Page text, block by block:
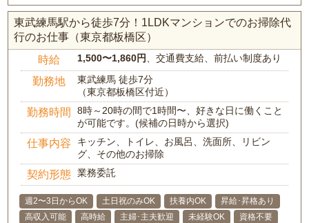
東武練馬駅から徒歩7分！1LDKマンションでのお掃除代
行のお仕事（東京都板橋区）
時給 1,500〜1,860円、交通費支給、前払い制度あり
勤務地
東武練馬 徒歩7分
（東京都板橋区付近）
勤務時間
8時～20時の間で1時間〜、好きな日に働くこと
が可能です。(候補の日時から選択)
仕事内容
キッチン、トイレ、お風呂、洗面所、リビン
グ、その他のお掃除
契約形態 業務委託
週2〜3日からOK 土日祝のみOK 扶養内OK
昇給･昇格あり
高収入可能
高時給 主婦･主夫歓迎 未経験OK
資格不要